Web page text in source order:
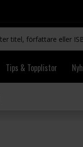
Tips & Topplistor